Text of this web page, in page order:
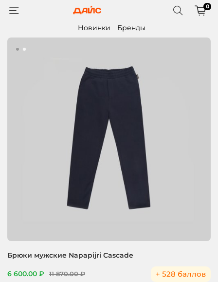
0
Новинки Бренды
Брюки мужские Napapijri Cascade
6 600.00 ₽ 11 870.00 ₽ + 528 баллов